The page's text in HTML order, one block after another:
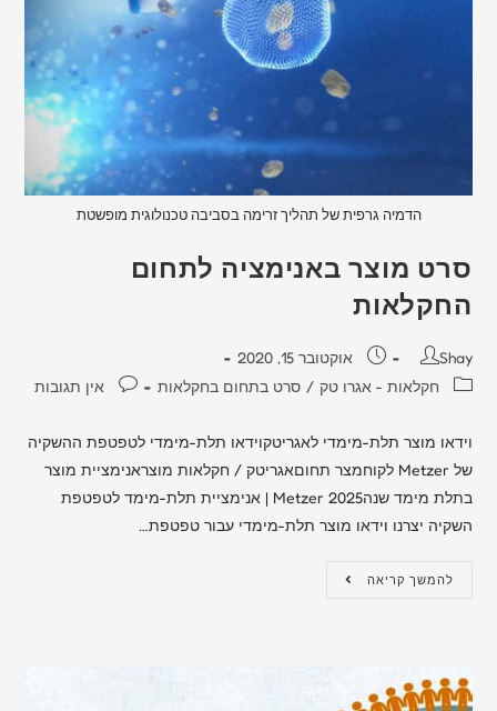
הדמיה גרפית של תהליך זרימה בסביבה טכנולוגית מופשטת
סרט מוצר באנימציה לתחום
החקלאות
Shay
אוקטובר 15, 2020
חקלאות - אגרו טק / סרט בתחום בחקלאות אין תגובות
וידאו מוצר תלת-מימדי לאגריטקוידאו תלת-מימדי לטפטפת ההשקיה
של Metzer לקוחמצר תחוםאגריטק / חקלאות מוצראנימציית מוצר
בתלת מימד שנה2025 Metzer | אנימציית תלת-מימד לטפטפת
השקיה יצרנו וידאו מוצר תלת-מימדי עבור טפטפת…
להמשך קריאה